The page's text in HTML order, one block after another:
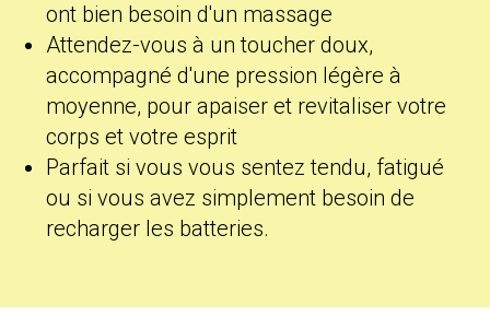
ont bien besoin d'un massage
Attendez-vous à un toucher doux,
accompagné d'une pression légère à
moyenne, pour apaiser et revitaliser votre
corps et votre esprit
Parfait si vous vous sentez tendu, fatigué
ou si vous avez simplement besoin de
recharger les batteries.